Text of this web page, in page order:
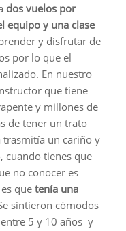
dos vuelos por
equipo y una clase
y disfrutar de
por lo que el
En nuestro
que tiene
y millones de
de tener un trato
trasmitía un cariño y
cuando tienes que
no conocer es
que tenía una
sintieron cómodos
5 y 10 años y